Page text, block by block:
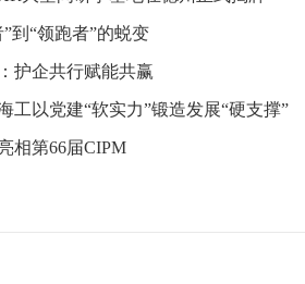
”到“领跑者”的蜕变
护企共行赋能共赢
工以党建“软实力”锻造发展“硬支撑”
相第66届CIPM